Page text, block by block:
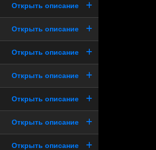
Открыть описание
Открыть описание
Открыть описание
Открыть описание
Открыть описание
Открыть описание
Открыть описание